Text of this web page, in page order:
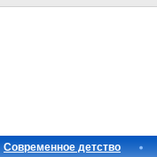
Современное детство